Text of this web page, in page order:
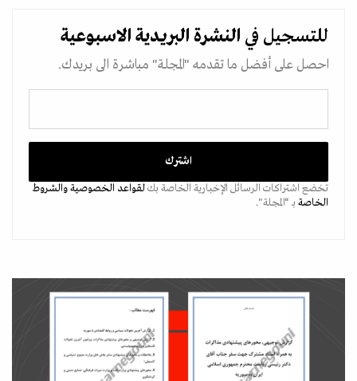
للتسجيل في النشرة البريدية الاسبوعية
احصل على أفضل ما تقدمه "المجلة" مباشرة الى بريدك.
تخضع اشتراكات الرسائل الإخبارية الخاصة بكلقواعد الخصوصيةوالشروط
الخاصة بـ “المجلة".